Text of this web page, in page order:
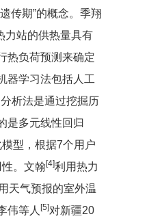
传期”的概念。季翔
力站的供热量具有
热负荷预测来确定
器学习法包括人工
析法是通过挖掘历
是多元线性回归
型，根据7个用户
。文翰 [4]利用热力
天气预报的室外温
伟等人 [5]对新疆20